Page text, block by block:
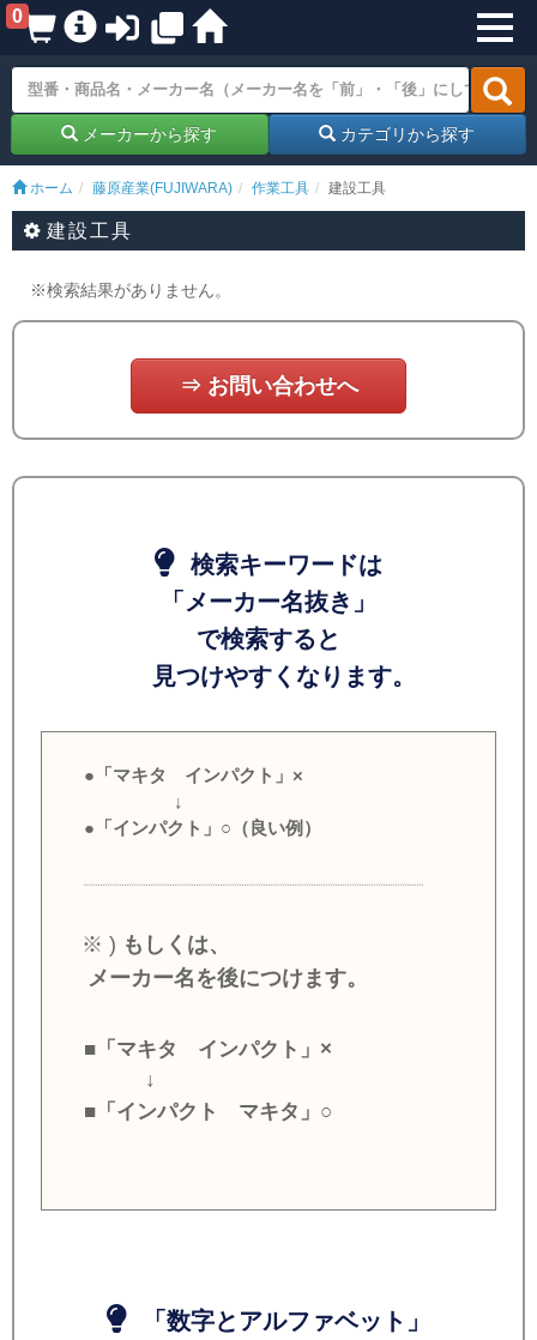
0
メーカーから探す カテゴリから探す
ホーム 藤原産業(FUJIWARA) 作業工具 建設工具
建設工具
※検索結果がありません。
⇒ お問い合わせへ
検索キーワードは
「メーカー名抜き」
で検索すると
見つけやすくなります。
●「マキタ インパクト」×
↓
●「インパクト」○（良い例）
※ ) もしくは、
メーカー名を後につけます。
■「マキタ インパクト」×
↓
■「インパクト マキタ」○
「数字とアルファベット」